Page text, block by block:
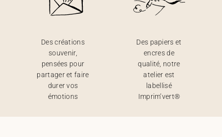
Des créations
souvenir,
pensées pour
partager et faire
durer vos
émotions
Des papiers et
encres de
qualité, notre
atelier est
labellisé
Imprim’vert®